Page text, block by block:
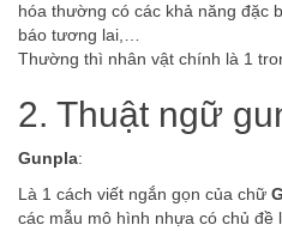
hóa thường có các khả năng đặc
báo tương lai,…
Thường thì nhân vật chính là 1
2. Thuật ngữ
Gunpla:
Là 1 cách viết ngắn gọn của chữ
các mẫu mô hình nhựa có chủ đề